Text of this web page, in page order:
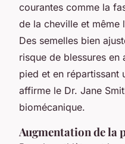
courantes comme la
de la cheville et même
Des semelles bien
risque de blessures
pied et en répartissant
affirme le Dr. Jane
biomécanique.
Augmentation de la